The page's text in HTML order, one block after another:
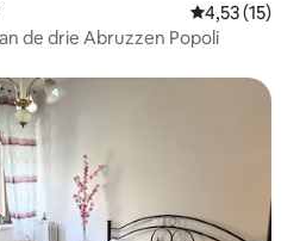
Gemiddelde
4,53 (15)
Vakantiehuis De sleutel van de drie Abruzzen Popoli